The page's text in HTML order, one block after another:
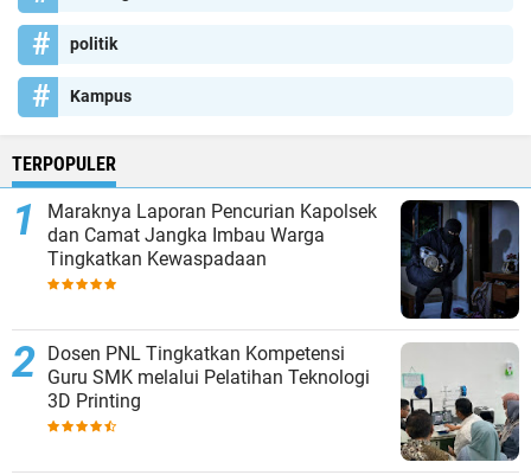
politik
Kampus
TERPOPULER
Maraknya Laporan Pencurian Kapolsek
dan Camat Jangka Imbau Warga
Tingkatkan Kewaspadaan
Dosen PNL Tingkatkan Kompetensi
Guru SMK melalui Pelatihan Teknologi
3D Printing